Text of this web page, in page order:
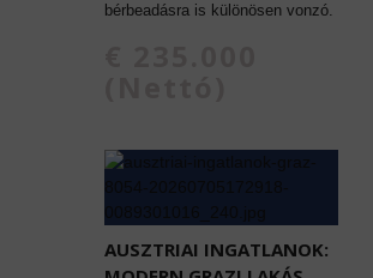
bérbeadásra is különösen vonzó.
AUSZTRIAI INGATLANOK: